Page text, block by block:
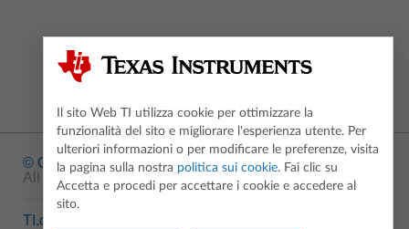
© Copyright1995-2026 Texas Instruments Incorporated.
All rights reserved.
TI.com
Il sito Web TI utilizza cookie per ottimizzare la
funzionalità del sito e migliorare l'esperienza utente. Per
ulteriori informazioni o per modificare le preferenze, visita
la pagina sulla nostra politica sui cookie. Fai clic su
Accetta e procedi per accettare i cookie e accedere al
sito.